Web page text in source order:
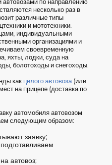
автовозами по направлению
несколько раз в
различные типы
и мототехники.
индивидуальными
организациями и
своевременную
яхты, лодки, суда на
болотоходы и снегоходы.
как целого автовоза(или
на прицепе (доставка по
автомобиля автовозом
следующим образом:
заявку;
автовоз;